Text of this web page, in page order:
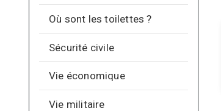
Où sont les toilettes ?
Sécurité civile
Vie économique
Vie militaire